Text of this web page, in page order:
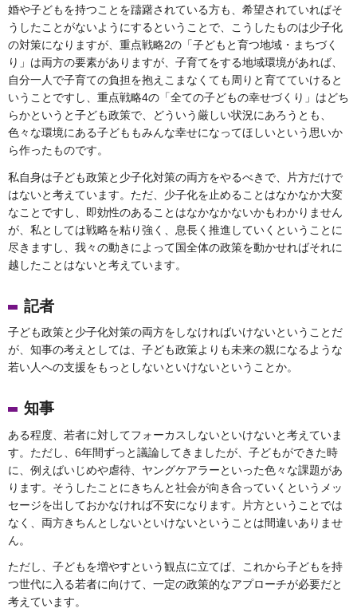
婚や子どもを持つことを躊躇されている方も、希望されていればそ
うしたことがないようにするということで、こうしたものは少子化
の対策になりますが、重点戦略2の「子どもと育つ地域・まちづく
り」は両方の要素がありますが、子育てをする地域環境があれば、
自分一人で子育ての負担を抱えこまなくても周りと育てていけると
いうことですし、重点戦略4の「全ての子どもの幸せづくり」はどち
らかというと子ども政策で、どういう厳しい状況にあろうとも、
色々な環境にある子どももみんな幸せになってほしいという思いか
ら作ったものです。
私自身は子ども政策と少子化対策の両方をやるべきで、片方だけで
はないと考えています。ただ、少子化を止めることはなかなか大変
なことですし、即効性のあることはなかなかないかもわかりません
が、私としては戦略を粘り強く、息長く推進していくということに
尽きますし、我々の動きによって国全体の政策を動かせればそれに
越したことはないと考えています。
記者
子ども政策と少子化対策の両方をしなければいけないということだ
が、知事の考えとしては、子ども政策よりも未来の親になるような
若い人への支援をもっとしないといけないということか。
知事
ある程度、若者に対してフォーカスしないといけないと考えていま
す。ただし、6年間ずっと議論してきましたが、子どもができた時
に、例えばいじめや虐待、ヤングケアラーといった色々な課題があ
ります。そうしたことにきちんと社会が向き合っていくというメッ
セージを出しておかなければ不安になります。片方ということでは
なく、両方きちんとしないといけないということは間違いありませ
ん。
ただし、子どもを増やすという観点に立てば、これから子どもを持
つ世代に入る若者に向けて、一定の政策的なアプローチが必要だと
考えています。